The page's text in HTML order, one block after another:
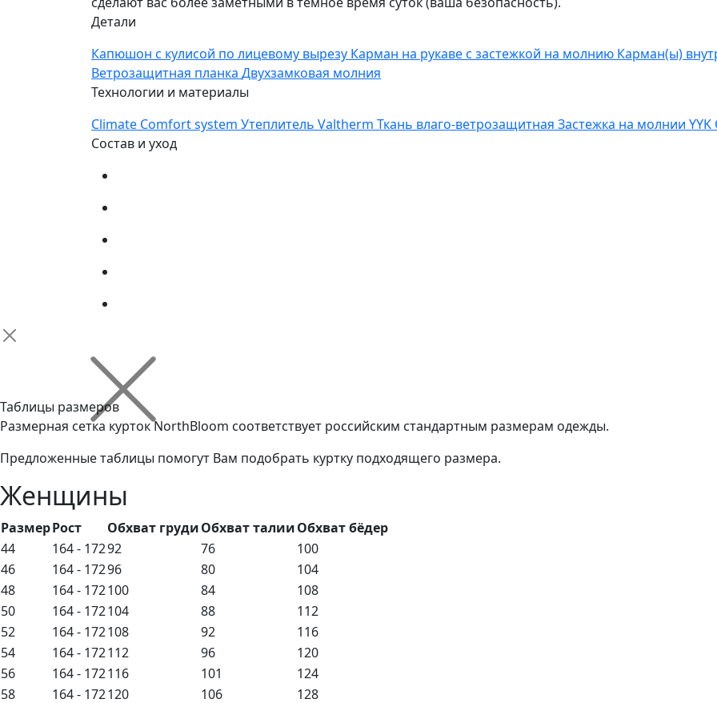
Детали
Капюшон с кулисой по лицевому вырезу Карман на рукаве с застежкой на молнию Карман(ы)
Ветрозащитная планка Двухзамковая молния
Технологии и материалы
Climate Comfort system Утеплитель Valtherm Ткань влаго-ветрозащитная Застежка на молнии YYK
Состав и уход
Таблицы размеров
Размерная сетка курток NorthBloom соответствует российским стандартным размерам одежды.
Предложенные таблицы помогут Вам подобрать куртку подходящего размера.
Женщины
РазмерРост Обхват грудиОбхват талииОбхват бёдер
44
164 - 17292 76
100
46
164 - 17296 80
104
48
164 - 172100 84
108
50
164 - 172104 88
112
52
164 - 172108 92
116
54
164 - 172112 96
120
56
164 - 172116 101
124
58
164 - 172120 106 128